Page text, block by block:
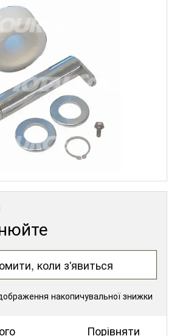
коли з'явиться
накопичувальної знижки
Порівняти